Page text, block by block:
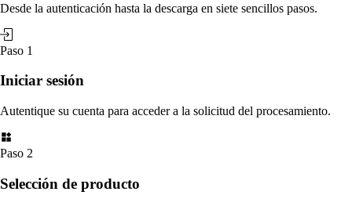
Desde la autenticación hasta la descarga en siete sencillos pasos.
Paso 1
Iniciar sesión
Autentique su cuenta para acceder a la solicitud del procesamiento.
Paso 2
Selección de producto